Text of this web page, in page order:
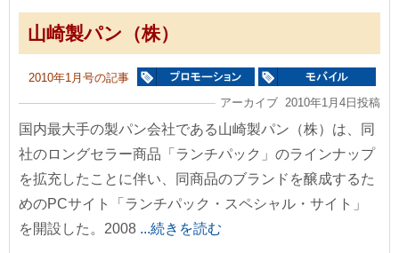
山崎製パン（株）
2010年1月号の記事
アーカイブ 2010年1月4日投稿
国内最大手の製パン会社である山崎製パン（株）は、同
社のロングセラー商品「ランチパック」のラインナップ
を拡充したことに伴い、同商品のブランドを醸成するた
めのPCサイト「ランチパック・スペシャル・サイト」
を開設した。2008 ...続きを読む